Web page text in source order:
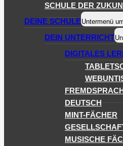
SCHULE DER
DEINE SCHULEUntermenü
DEIN UNTERRICHT
DIGITALES
DEUTSCH
MINT-FÄCHER
MUSISCHE